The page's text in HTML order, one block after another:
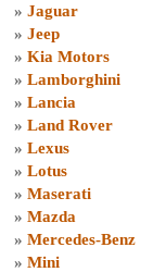
» Jaguar
» Jeep
» Kia Motors
» Lamborghini
» Lancia
» Land Rover
» Lexus
» Lotus
» Maserati
» Mazda
» Mercedes-Benz
» Mini